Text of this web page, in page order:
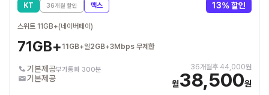
혼자 결합 해도추가데이터 평생 20GB 제공
KT 36개월 할인 맥스 13% 할인
스위트 11GB+(네이버페이)
71GB+ 11GB+일2GB+3Mbps 무제한
기본제공부가통화 300분
기본제공
36개월후 44,000원
월38,500원